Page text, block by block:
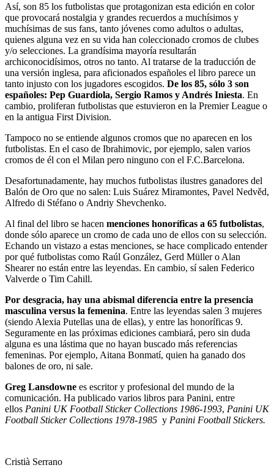
Así, son 85 los futbolistas que protagonizan esta edición en color
que provocará nostalgia y grandes recuerdos a muchísimos y
muchísimas de sus fans, tanto jóvenes como adultos o adultas,
quienes alguna vez en su vida han coleccionado cromos de clubes
y/o selecciones. La grandísima mayoría resultarán
archiconocidísimos, otros no tanto. Al tratarse de la traducción de
una versión inglesa, para aficionados españoles el libro parece un
tanto injusto con los jugadores escogidos. De los 85, sólo 3 son
españoles: Pep Guardiola, Sergio Ramos y Andrés Iniesta. En
cambio, proliferan futbolistas que estuvieron en la Premier League o
en la antigua First Division.
Tampoco no se entiende algunos cromos que no aparecen en los
futbolistas. En el caso de Ibrahimovic, por ejemplo, salen varios
cromos de él con el Milan pero ninguno con el F.C.Barcelona.
Desafortunadamente, hay muchos futbolistas ilustres ganadores del
Balón de Oro que no salen: Luis Suárez Miramontes, Pavel Nedvěd,
Alfredo di Stéfano o Andriy Shevchenko.
Al final del libro se hacen menciones honoríficas a 65 futbolistas,
donde sólo aparece un cromo de cada uno de ellos con su selección.
Echando un vistazo a estas menciones, se hace complicado entender
por qué futbolistas como Raúl González, Gerd Müller o Alan
Shearer no están entre las leyendas. En cambio, sí salen Federico
Valverde o Tim Cahill.
Por desgracia, hay una abismal diferencia entre la presencia
masculina versus la femenina. Entre las leyendas salen 3 mujeres
(siendo Alexia Putellas una de ellas), y entre las honoríficas 9.
Seguramente en las próximas ediciones cambiará, pero sin duda
alguna es una lástima que no hayan buscado más referencias
femeninas. Por ejemplo, Aitana Bonmatí, quien ha ganado dos
balones de oro, ni sale.
Greg Lansdowne es escritor y profesional del mundo de la
comunicación. Ha publicado varios libros para Panini, entre
ellos Panini UK Football Sticker Collections 1986-1993, Panini UK
Football Sticker Collections 1978-1985 y Panini Football Stickers.
Cristià Serrano